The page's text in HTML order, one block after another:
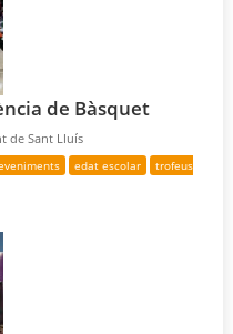
de Bàsquet
de Sant Lluís
edat escolar
trofeus